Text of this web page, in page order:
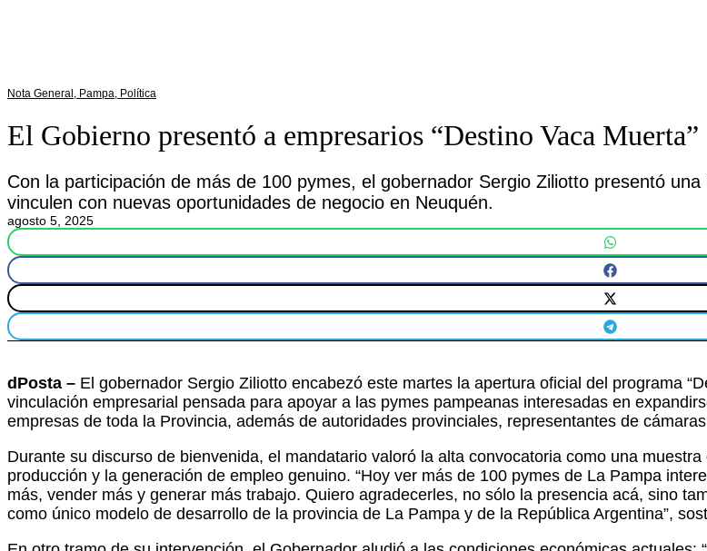
Nota General Pampa Política
El Gobierno presentó a empresarios “Destino Vaca Muerta”
Con la participación de más de 100 pymes, el gobernador Sergio Ziliotto presentó
vinculen con nuevas oportunidades de negocio en Neuquén.
agosto 5, 2025
dPosta – El gobernador Sergio Ziliotto encabezó este martes la apertura oficial del programa
vinculación empresarial pensada para apoyar a las pymes pampeanas interesadas en
empresas de toda la Provincia, además de autoridades provinciales, representantes de
Durante su discurso de bienvenida, el mandatario valoró la alta convocatoria como una
producción y la generación de empleo genuino. “Hoy ver más de 100 pymes de La Pampa
más, vender más y generar más trabajo. Quiero agradecerles, no sólo la presencia acá, sino
como único modelo de desarrollo de la provincia de La Pampa y de la República Argentina”,